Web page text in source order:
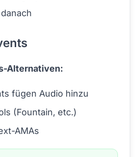
Alternativen:
fügen Audio hinzu
(Fountain, etc.)
AMAs